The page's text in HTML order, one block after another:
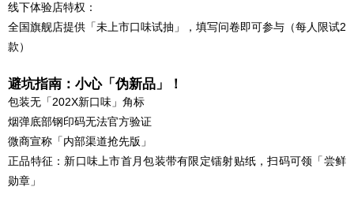
线下体验店特权：
全国旗舰店提供「未上市口味试抽」，填写问卷即可参与（每人限试2
款）
避坑指南：小心「伪新品」！
包装无「202X新口味」角标
烟弹底部钢印码无法官方验证
微商宣称「内部渠道抢先版」
正品特征：新口味上市首月包装带有限定镭射贴纸，扫码可领「尝鲜
勋章」